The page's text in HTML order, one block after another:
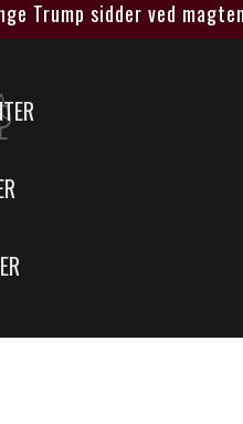
sidder ved magten****